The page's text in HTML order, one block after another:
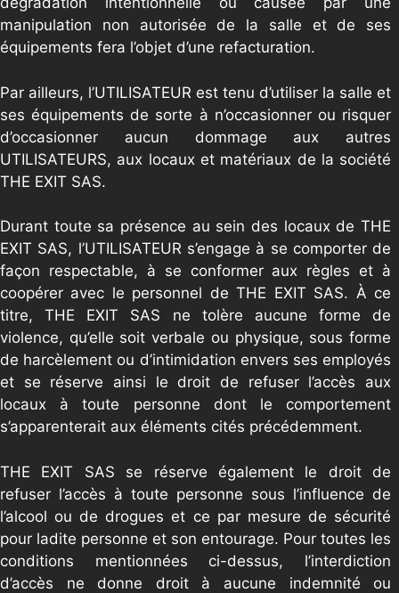
manipulation non autorisée de la salle et de ses
équipements fera l’objet d’une refacturation.
Par ailleurs, l’UTILISATEUR est tenu d’utiliser la salle et
ses équipements de sorte à n’occasionner ou risquer
d’occasionner aucun dommage aux autres
UTILISATEURS, aux locaux et matériaux de la société
THE EXIT SAS.
Durant toute sa présence au sein des locaux de THE
EXIT SAS, l’UTILISATEUR s’engage à se comporter de
façon respectable, à se conformer aux règles et à
coopérer avec le personnel de THE EXIT SAS. À ce
titre, THE EXIT SAS ne tolère aucune forme de
violence, qu’elle soit verbale ou physique, sous forme
de harcèlement ou d’intimidation envers ses employés
et se réserve ainsi le droit de refuser l’accès aux
locaux à toute personne dont le comportement
s’apparenterait aux éléments cités précédemment.
THE EXIT SAS se réserve également le droit de
refuser l’accès à toute personne sous l’influence de
l’alcool ou de drogues et ce par mesure de sécurité
pour ladite personne et son entourage. Pour toutes les
conditions mentionnées ci-dessus, l’interdiction
d’accès ne donne droit à aucune indemnité ou